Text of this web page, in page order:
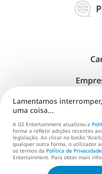
Lamentamos
uma coisa...
A G5 Entertainment atualizou a
forma a refletir adições recentes
legislação. Ao clicar no botão
qualquer outra forma, o utilizador
os termos da Política de Privacidade
Entertainment. Para obter mais